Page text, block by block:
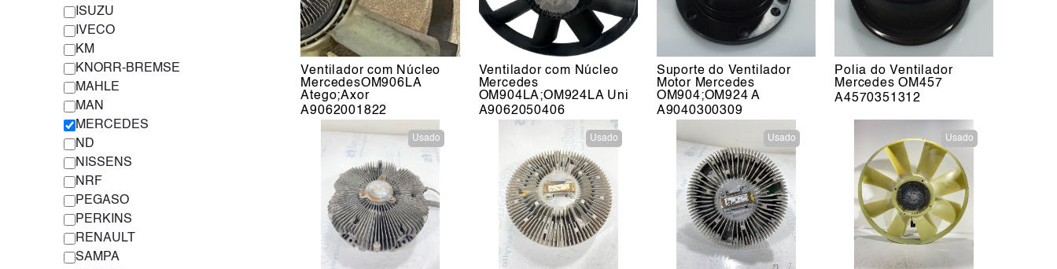
ISUZU
IVECO
KM
KNORR-BREMSE
MAHLE
MAN
MERCEDES
ND
NISSENS
NRF
PEGASO
PERKINS
RENAULT
SAMPA
Ventilador com Núcleo
MercedesOM906LA
Atego;Axor
A9062001822
Ventilador com Núcleo
Mercedes
OM904LA;OM924LA Uni
A9062050406
Suporte do Ventilador
Motor Mercedes
OM904;OM924 A
A9040300309
Polia do Ventilador
Mercedes OM457
A4570351312
Usado Usado Usado Usado